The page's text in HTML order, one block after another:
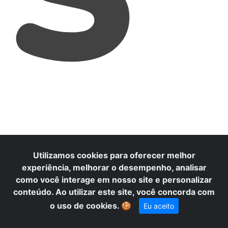
Utilizamos cookies para oferecer melhor
experiência, melhorar o desempenho, analisar
como você interage em nosso site e personalizar
conteúdo. Ao utilizar este site, você concorda com
o uso de cookies. 🍪 Eu aceito